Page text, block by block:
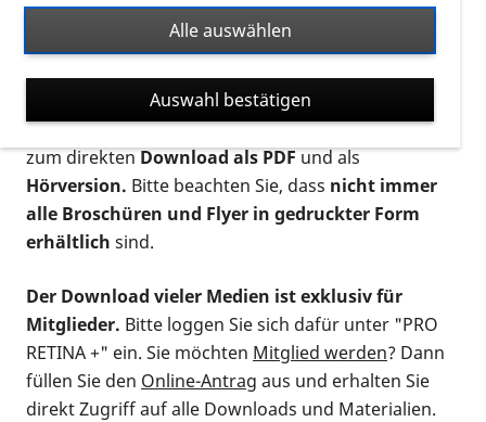
Ort. Nutzen Sie den Formatfilter, um ausschließlich
nach Flyern und Broschüren, Audios oder Videos zu
suchen. Die meisten Flyer und Broschüren werden in
verschiedenen Formaten angeboten: zur
postalischen Bestellung als gedruckte Variante
zum direktenDownload als PDFund als
Hörversion. Bitte beachten Sie, dass nicht immer
alle Broschüren und Flyer in gedruckter Form
erhältlich sind.
Der Download vieler Medien ist exklusiv für
Mitglieder. Bitte loggen Sie sich dafür unter "PRO
RETINA +" ein. Sie möchten Mitglied werden? Dann
füllen Sie den Online-Antrag aus und erhalten Sie
direkt Zugriff auf alle Downloads und Materialien.
Alle auswählen
Auswahl bestätigen